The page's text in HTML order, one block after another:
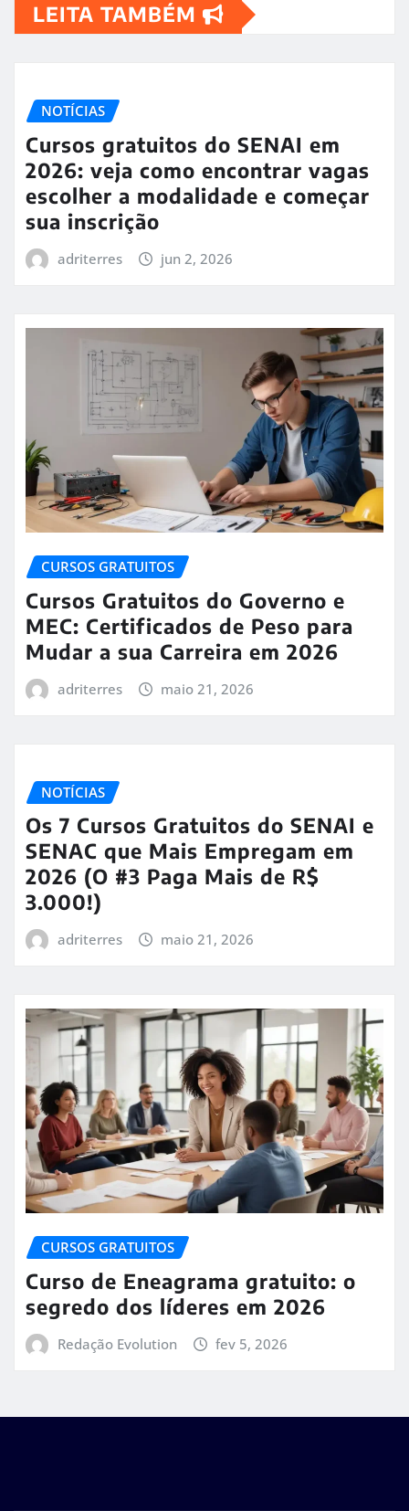
LEITA TAMBÉM
NOTÍCIAS
Cursos gratuitos do SENAI em
2026: veja como encontrar vagas
escolher a modalidade e começar
sua inscrição
adriterres jun 2, 2026
CURSOS GRATUITOS
Cursos Gratuitos do Governo e
MEC: Certificados de Peso para
Mudar a sua Carreira em 2026
adriterres maio 21, 2026
NOTÍCIAS
Os 7 Cursos Gratuitos do SENAI e
SENAC que Mais Empregam em
2026 (O #3 Paga Mais de R$
3.000!)
adriterres maio 21, 2026
CURSOS GRATUITOS
Curso de Eneagrama gratuito: o
segredo dos líderes em 2026
Redação Evolution fev 5, 2026